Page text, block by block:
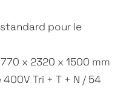
pour le
x 2320 x 1500 mm
Tri + T + N / 54